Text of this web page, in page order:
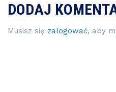
DODAJ
Musisz się zalogować, aby